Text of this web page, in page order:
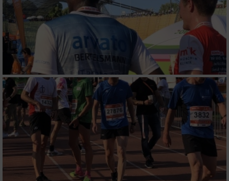
IAB-Verarbeitungszwecke:
Speichern von oder Zugriff auf Informationen
auf einem Endgerät
Verwendung reduzierter Daten zur Auswahl
von Werbeanzeigen
Erstellung von Profilen für personalisierte
Werbung
Verwendung von Profilen zur Auswahl
personalisierter Werbung
Erstellung von Profilen zur Personalisierung
von Inhalten
Verwendung von Profilen zur Auswahl